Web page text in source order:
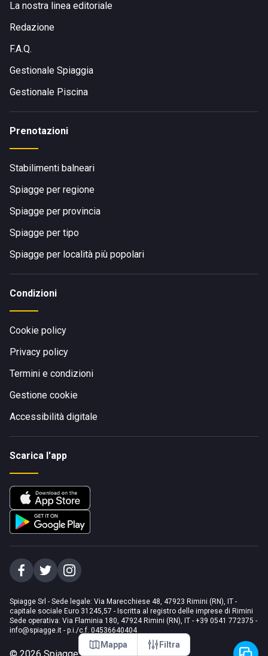
Mappa Filtra
La nostra linea editoriale
Redazione
F.A.Q.
Gestionale Spiaggia
Gestionale Piscina
Prenotazioni
Stabilimenti balneari
Spiagge per regione
Spiagge per provincia
Spiagge per tipo
Spiagge per località più popolari
Condizioni
Cookie policy
Privacy policy
Termini e condizioni
Gestione cookie
Accessibilità digitale
Scarica l'app
Spiagge Srl - Sede legale: Via Marecchiese 48, 47923 Rimini (RN), IT -
capitale sociale Euro 31245,57 - Iscritta al registro delle imprese di Rimini
Sede operativa: Via Flaminia 180, 47924 Rimini (RN), IT - +39 0541 772375 -
info@spiagge.it - p.i./c.f. 04536640404